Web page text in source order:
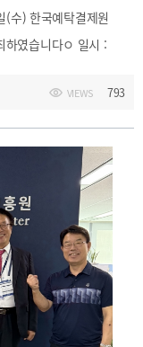
수) 한국예탁결제원
하였습니다ㅇ 일시 :
부산국제금융특구
중심지의 시사점
VIEWS 793